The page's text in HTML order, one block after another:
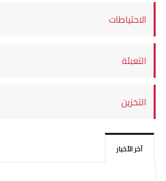
آخر الأخبار
الاحتياطات
التعبئة
التخزين